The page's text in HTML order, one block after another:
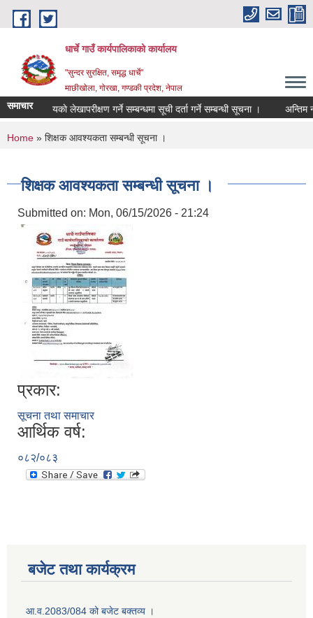
Skip to main content
धार्चे गाउँ कार्यपालिकाको कार्यालय
"सुन्दर सुरक्षित, समृद्ध धार्चे"
माछीखोला, गोरखा, गण्डकी प्रदेश, नेपाल
समाचार
विद्यालयकाे लेखापरीक्षण गर्ने सम्बन्धमा सूची दर्ता गर्ने सम्बन्धी सूचना । अन्तिम
You are here
Home » शिक्षक आवश्यकता सम्बन्धी सूचना ।
शिक्षक आवश्यकता सम्बन्धी सूचना ।
Submitted on: Mon, 06/15/2026 - 21:24
प्रकार:
सूचना तथा समाचार
आर्थिक वर्ष:
०८२/०८३
बजेट तथा कार्यक्रम
आ.व.2083/084 को बजेट बक्तव्य ।